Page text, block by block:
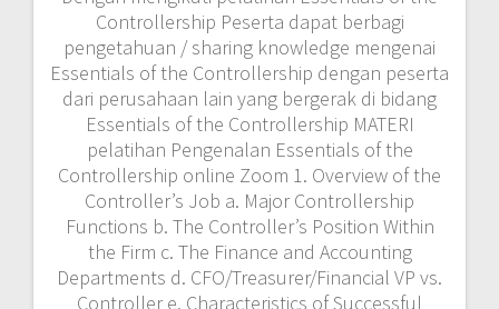
Management Team c. Evaluating Capital
Expenditure d. Financial Performance
Measurement e. Controlling Cash and
Management Decisions 3. Accounting Aspects of
the Controller’s Job a. Management Reporting
Systems b. Typical Management Reports c.
Preparing the Annual Report (Public or Private
Firm) d. Internal Control e. Basic System
Control Objectives f. Internal Auditing: Financial
and Operational g. Controller’s Role in a Fraud
Audit 4. Automating for Increased Productivity a.